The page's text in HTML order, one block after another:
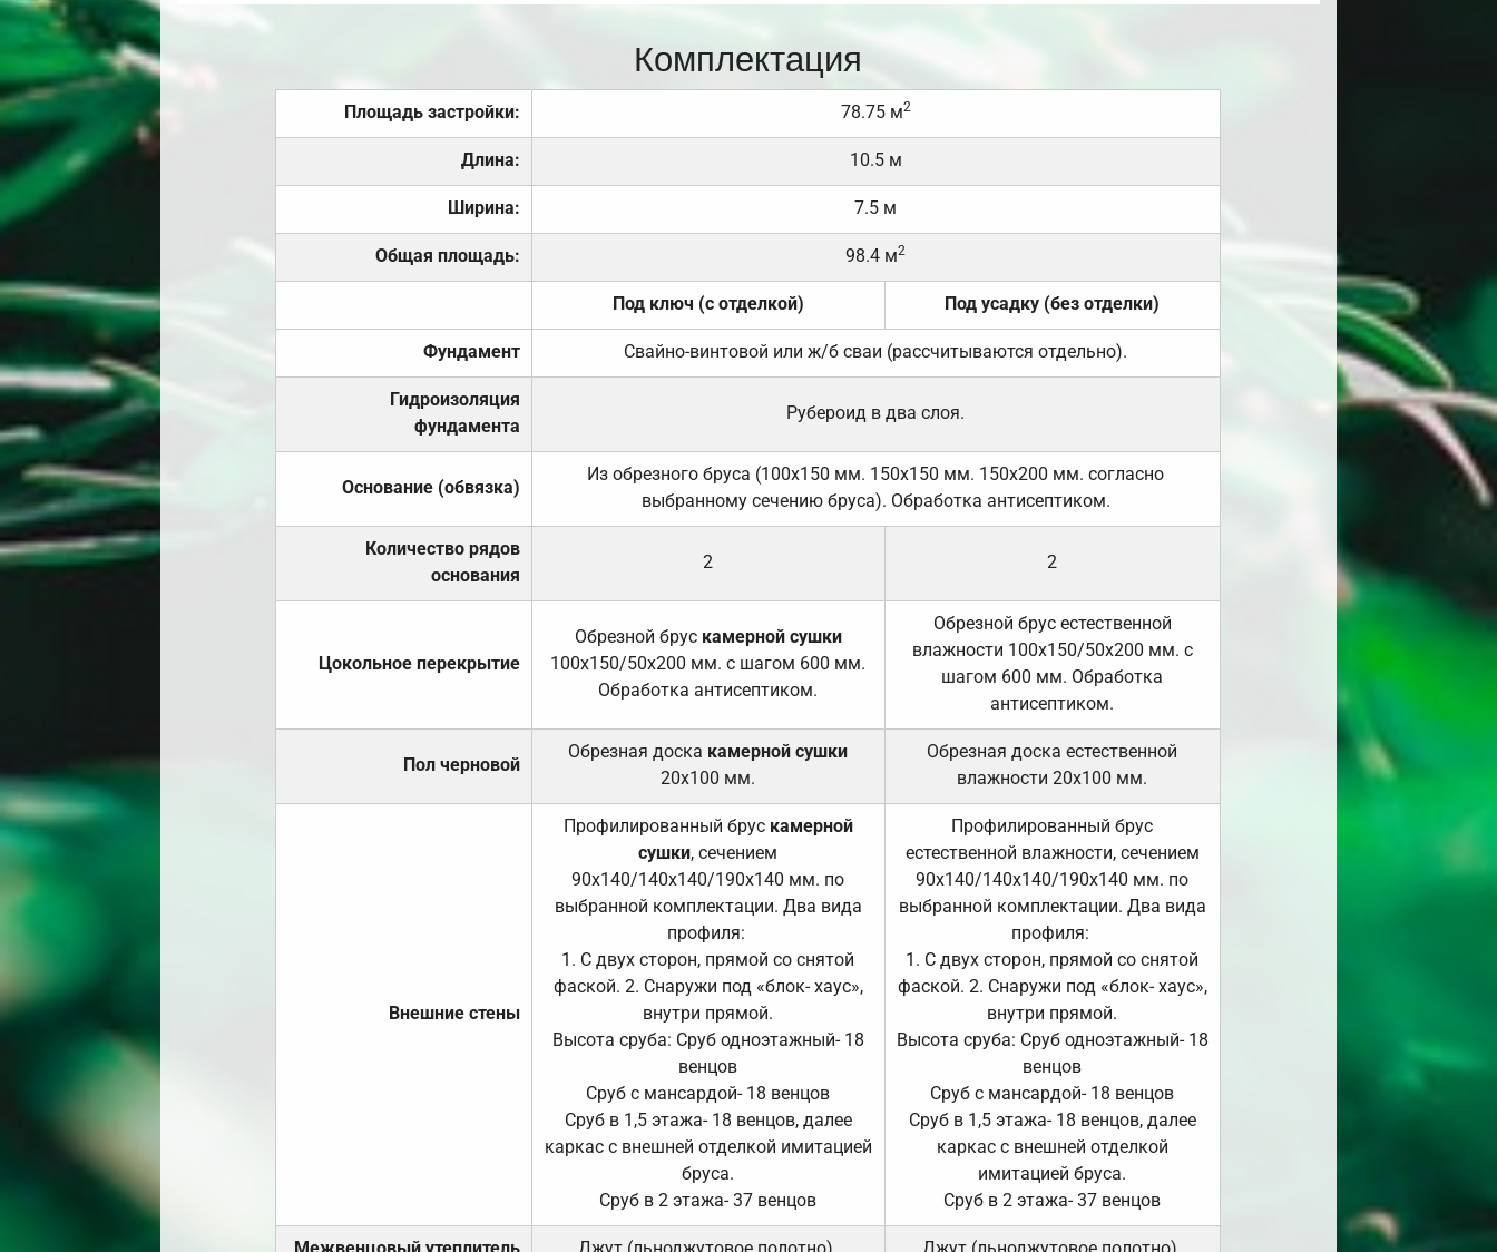
Комплектация
Площадь застройки: 78.75 м2
Длина: 10.5 м
Ширина: 7.5 м
Общая площадь: 98.4 м2
Под ключ (с отделкой) Под усадку (без отделки)
Фундамент Свайно-винтовой или ж/б сваи (рассчитываются отдельно).
Гидроизоляция
фундамента
Рубероид в два слоя.
Основание (обвязка)
Из обрезного бруса (100х150 мм. 150х150 мм. 150х200 мм. согласно
выбранному сечению бруса). Обработка антисептиком.
Количество рядов
основания
2 2
Цокольное перекрытие
Обрезной брус камерной сушки
100х150/50х200 мм. с шагом 600 мм.
Обработка антисептиком.
Обрезной брус естественной
влажности 100х150/50х200 мм. с
шагом 600 мм. Обработка
антисептиком.
Пол черновой
Обрезная доска камерной сушки
20х100 мм.
Обрезная доска естественной
влажности 20х100 мм.
Внешние стены
Профилированный брус камерной
сушки, сечением
90х140/140х140/190х140 мм. по
выбранной комплектации. Два вида
профиля:
1. С двух сторон, прямой со снятой
фаской. 2. Снаружи под «блок- хаус»,
внутри прямой.
Высота сруба: Сруб одноэтажный- 18
венцов
Сруб с мансардой- 18 венцов
Сруб в 1,5 этажа- 18 венцов, далее
каркас с внешней отделкой имитацией
бруса.
Сруб в 2 этажа- 37 венцов
Профилированный брус
естественной влажности, сечением
90х140/140х140/190х140 мм. по
выбранной комплектации. Два вида
профиля:
1. С двух сторон, прямой со снятой
фаской. 2. Снаружи под «блок- хаус»,
внутри прямой.
Высота сруба: Сруб одноэтажный- 18
венцов
Сруб с мансардой- 18 венцов
Сруб в 1,5 этажа- 18 венцов, далее
каркас с внешней отделкой
имитацией бруса.
Сруб в 2 этажа- 37 венцов